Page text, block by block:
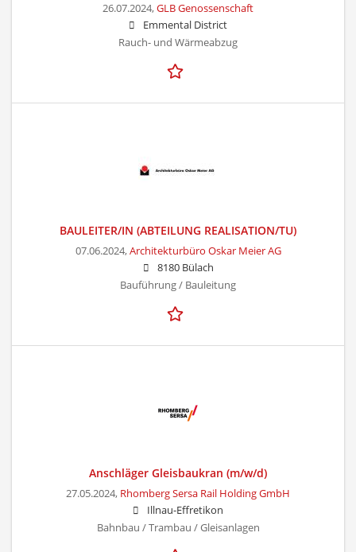
26.07.2024,GLB Genossenschaft
Emmental District
Rauch- und Wärmeabzug
BAULEITER/IN (ABTEILUNG REALISATION/TU)
07.06.2024,Architekturbüro Oskar Meier AG
8180 Bülach
Bauführung / Bauleitung
Anschläger Gleisbaukran (m/w/d)
27.05.2024, Rhomberg Sersa Rail Holding GmbH
Illnau-Effretikon
Bahnbau / Trambau / Gleisanlagen